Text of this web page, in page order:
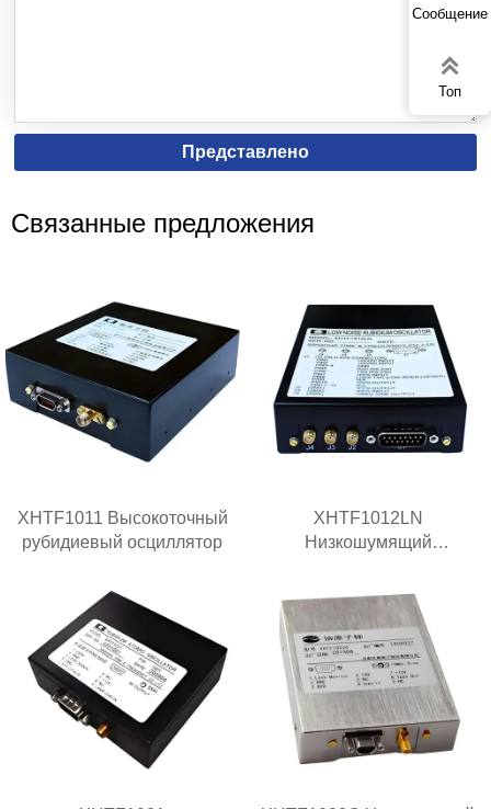
Представлено
Связанные предложения
XHTF1011 Высокоточный
рубидиевый осциллятор
XHTF1012LN
Низкошумящий
Сообщение

Топ